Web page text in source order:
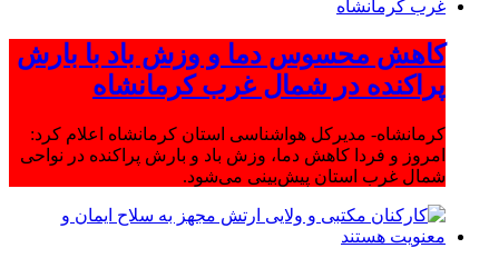
کاهش محسوس دما و وزش باد با بارش
پراکنده در شمال غرب کرمانشاه
کرمانشاه- مدیرکل هواشناسی استان کرمانشاه اعلام کرد:
امروز و فردا کاهش دما، وزش باد و بارش پراکنده در نواحی
شمال غرب استان پیش‌بینی می‌شود.